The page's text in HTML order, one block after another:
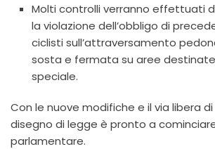
Molti controlli verranno effettuati
la violazione dell’obbligo di
ciclisti sull’attraversamento
sosta e fermata su aree
speciale.
Con le nuove modifiche e il via libera di
disegno di legge è pronto a
parlamentare.